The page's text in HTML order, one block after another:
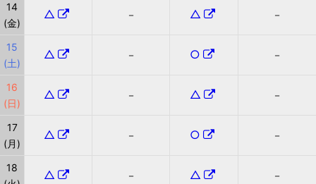
14
(金)
△ － △ －
15
(土)
△ － ○ －
16
(日)
△ － △ －
17
(月)
△ － ○ －
18
△ － △ －